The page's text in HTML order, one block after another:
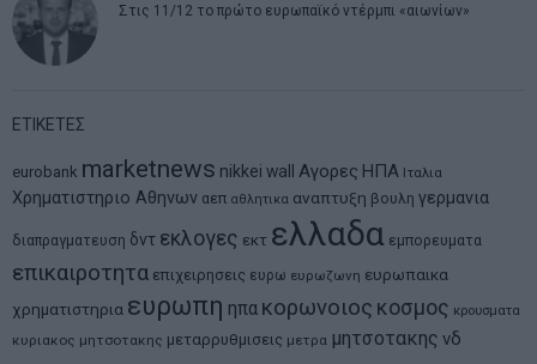
Στις 11/12 το πρώτο ευρωπαϊκό ντέρμπι «αιωνίων»
ΕΤΙΚΕΤΕΣ
eurobank marketnews nikkei wall Αγορες ΗΠΑ Ιταλια
Χρηματιστηριο Αθηνων αεπ αθλητικα αναπτυξη βουλη γερμανια
διαπραγματευση δντ εκλογες εκτ ελλαδα εμπορευματα
επικαιροτητα επιχειρησεις ευρω ευρωζωνη ευρωπαικα
χρηματιστηρια ευρωπη ηπα κορωνοιος κοσμος κρουσματα
κυριακος μητσοτακης μεταρρυθμισεις μετρα μητσοτακης νδ